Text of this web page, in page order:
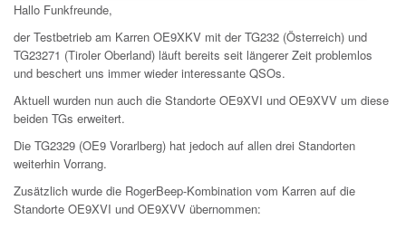
Hallo Funkfreunde,
der Testbetrieb am Karren OE9XKV mit der TG232 (Österreich) und
TG23271 (Tiroler Oberland) läuft bereits seit längerer Zeit problemlos
und beschert uns immer wieder interessante QSOs.
Aktuell wurden nun auch die Standorte OE9XVI und OE9XVV um diese
beiden TGs erweitert.
Die TG2329 (OE9 Vorarlberg) hat jedoch auf allen drei Standorten
weiterhin Vorrang.
Zusätzlich wurde die RogerBeep-Kombination vom Karren auf die
Standorte OE9XVI und OE9XVV übernommen: